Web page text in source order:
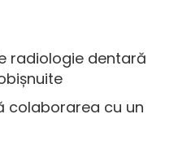
radiologie dentară
colaborarea cu un